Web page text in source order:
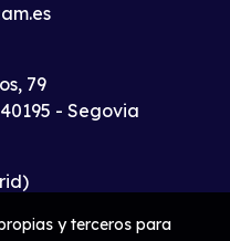
79
- Segovia
y terceros para